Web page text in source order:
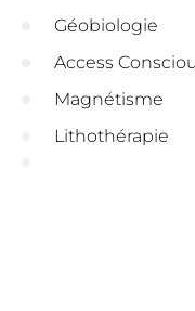
Géobiologie
Access
Magnétisme
Lithothérapie